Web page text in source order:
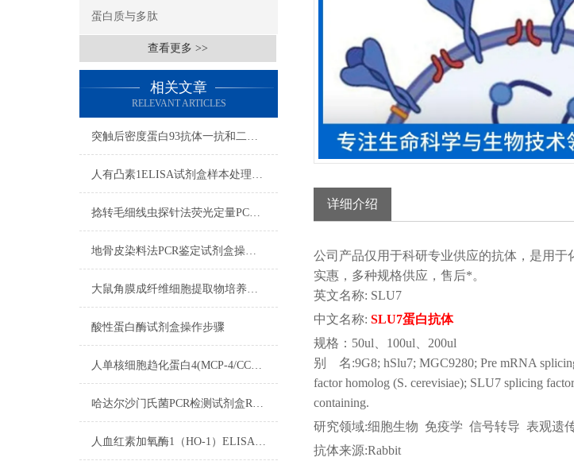
蛋白质与多肽
查看更多 >>
相关文章
RELEVANT ARTICLES
突触后密度蛋白93抗体一抗和二抗的区别
人有凸素1ELISA试剂盒样本处理及要求
捻转毛细线虫探针法荧光定量PCR检测试剂盒检测方法
地骨皮染料法PCR鉴定试剂盒操作流程
大鼠角膜成纤维细胞提取物培养步骤
酸性蛋白酶试剂盒操作步骤
人单核细胞趋化蛋白4(MCP-4/CCL13)ELISA试剂盒样本处理及要求
哈达尔沙门氏菌PCR检测试剂盒RNA质量检测
人血红素加氧酶1（HO-1）ELISA试剂盒注意事项
详细介绍
公司 产品仅用于科研专业供应的抗体，是用于
实惠，多种规格供应，售后*。
英文名称: SLU7
中文名称: SLU7蛋白抗体
规格： 50ul、100ul、200ul
别
名:9G8; hSlu7; MGC9280; Pre mRNA
factor homolog (S. cerevisiae); SLU7 splicing
containing.
研究领域:细胞生物 免疫学 信号转导 表观遗
抗体来源:Rabbit